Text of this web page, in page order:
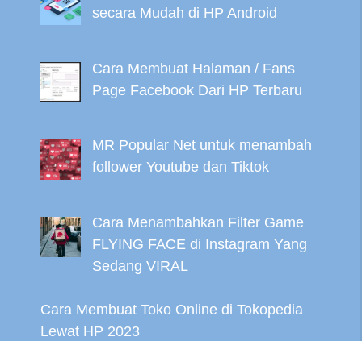
secara Mudah di HP Android
Cara Membuat Halaman / Fans
Page Facebook Dari HP Terbaru
MR Popular Net untuk menambah
follower Youtube dan Tiktok
Cara Menambahkan Filter Game
FLYING FACE di Instagram Yang
Sedang VIRAL
Cara Membuat Toko Online di Tokopedia
Lewat HP 2023